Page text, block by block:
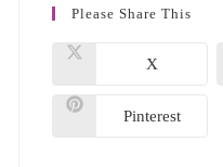
Please Share This
X
Pinterest